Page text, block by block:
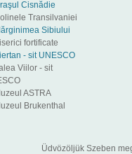
Cisnădie
Transilvaniei
Sibiului
fortificate
- sit UNESCO
Viilor - sit
ASTRA
Brukenthal
Üdvözöljük Szeben